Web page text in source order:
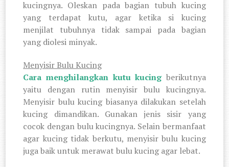
kucingnya. Oleskan pada bagian tubuh kucing
yang terdapat kutu, agar ketika si kucing
menjilat tubuhnya tidak sampai pada bagian
yang diolesi minyak.
Menyisir Bulu Kucing
Cara menghilangkan kutu kucingberikutnya
yaitu dengan rutin menyisir bulu kucingnya.
Menyisir bulu kucing biasanya dilakukan setelah
kucing dimandikan. Gunakan jenis sisir yang
cocok dengan bulu kucingnya. Selain bermanfaat
agar kucing tidak berkutu, menyisir bulu kucing
juga baik untuk merawat bulu kucing agar lebat.